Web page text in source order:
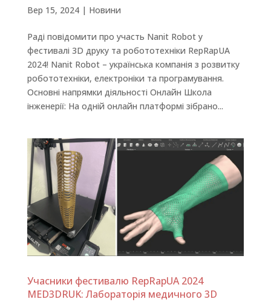
Вер 15, 2024| Новини
Раді повідомити про участь Nanit Robot у
фестивалі 3D друку та робототехніки RepRapUA
2024! Nanit Robot – українська компанія з розвитку
робототехніки, електроніки та програмування.
Основні напрямки діяльності Онлайн Школа
інженерії: На одній онлайн платформі зібрано...
Учасники фестивалю RepRapUA 2024
MED3DRUK: Лабораторія медичного 3D